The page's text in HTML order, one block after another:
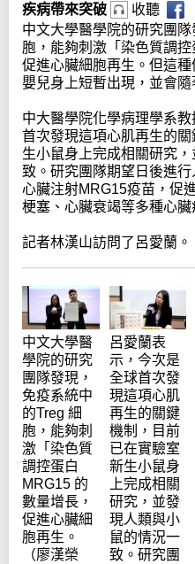
疾病帶來突破
收聽
中文大學醫學院的研究團
胞，能夠刺激「染色質調
促進心臟細胞再生。但這
嬰兒身上短暫出現，並會隨
中大醫學院化學病理學系
首次發現這項心肌再生的
生小鼠身上完成相關研究
致。研究團隊期望日後進
心臟注射MRG15疫苗，促
梗塞、心臟衰竭等多種心臟
記者林漢山訪問了呂愛蘭。
中文大學醫
學院的研究
團隊發現，
免疫系統中
的Treg 細
胞，能夠刺
激「染色質
調控蛋白
MRG15 的
數量增長，
促進心臟細
胞再生。
（廖漢榮
呂愛蘭表
示，今次是
全球首次發
現這項心肌
再生的關鍵
機制，目前
已在實驗室
新生小鼠身
上完成相關
研究，並發
現人類與小
鼠的情況一
致。研究團